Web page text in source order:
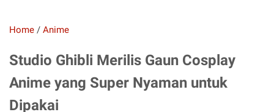
Home / Anime
Studio Ghibli Merilis Gaun Cosplay
Anime yang Super Nyaman untuk
Dipakai